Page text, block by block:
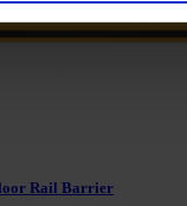
Rail Barrier